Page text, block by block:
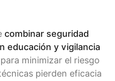
combinar seguridad
educación y vigilancia
minimizar el riesgo
pierden eficacia